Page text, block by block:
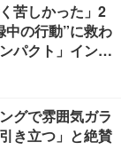
苦しかった」2
中の行動”に救わ
パクト」インタ
グで雰囲気ガラ
き立つ」と絶賛